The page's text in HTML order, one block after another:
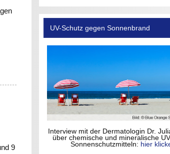
9
UV-Schutz gegen Sonnenbrand
Interview mit der Dermatologin Dr.
über chemische und mineralische
Sonnenschutzmitteln: hier